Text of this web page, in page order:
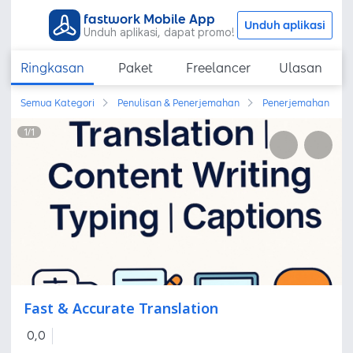
fastwork Mobile App
Unduh aplikasi, dapat promo! Unduh aplikasi
Ringkasan Paket Freelancer Ulasan
Semua Kategori Penulisan & Penerjemahan Penerjemahan
1/1
Fast & Accurate Translation
0,0